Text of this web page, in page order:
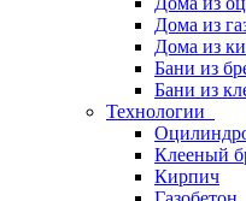
Дома из
Дома из
Бани из
Бани из
Технологии
Клееный
Кирпич